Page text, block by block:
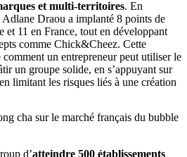
et multi-territoires. En
Adlane Draou a implanté 8 points de
et 11 en France, tout en développant
comme Chick&Cheez. Cette
un entrepreneur peut utiliser le
un groupe solide, en s’appuyant sur
limitant les risques liés à une création
cha sur le marché français du bubble
d’atteindre 500 établissements